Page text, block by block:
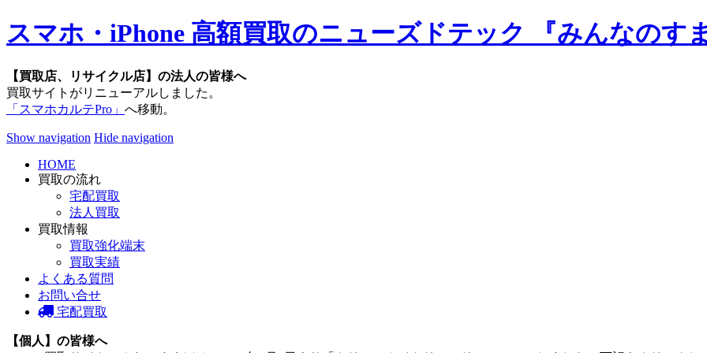
スマホ・iPhone 高額買取のニューズドテック 『みんなのす
【買取店、リサイクル店】の法人の皆様へ
買取サイトがリニューアルしました。
「スマホカルテPro」 へ移動。
Show navigation Hide navigation
HOME
買取の流れ
宅配買取
法人買取
買取情報
買取強化端末
買取実績
よくある質問
お問い合せ
宅配買取
【個人】の皆様へ